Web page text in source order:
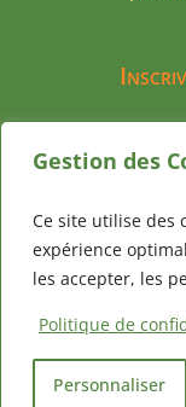
Gestion des
Ce site utilise des
expérience
les accepter, les
Politique de
Personnaliser